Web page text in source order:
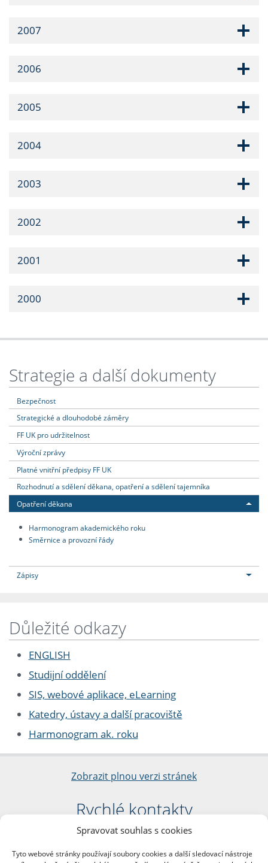
Spravovat souhlas s cookies
Tyto webové stránky používají soubory cookies a další sledovací nástroje
2007
2006
2005
2004
2003
2002
2001
2000
Strategie a další dokumenty
Bezpečnost
Strategické a dlouhodobé záměry
FF UK pro udržitelnost
Výroční zprávy
Platné vnitřní předpisy FF UK
Rozhodnutí a sdělení děkana, opatření a sdělení tajemníka
Opatření děkana
Harmonogram akademického roku
Směrnice a provozní řády
Zápisy
Důležité odkazy
ENGLISH
Studijní oddělení
SIS, webové aplikace, eLearning
Katedry, ústavy a další pracoviště
Harmonogram ak. roku
Zobrazit plnou verzi stránek
Rychlé kontakty
Filozofická fakulta
nám. Jana Palacha 1/2